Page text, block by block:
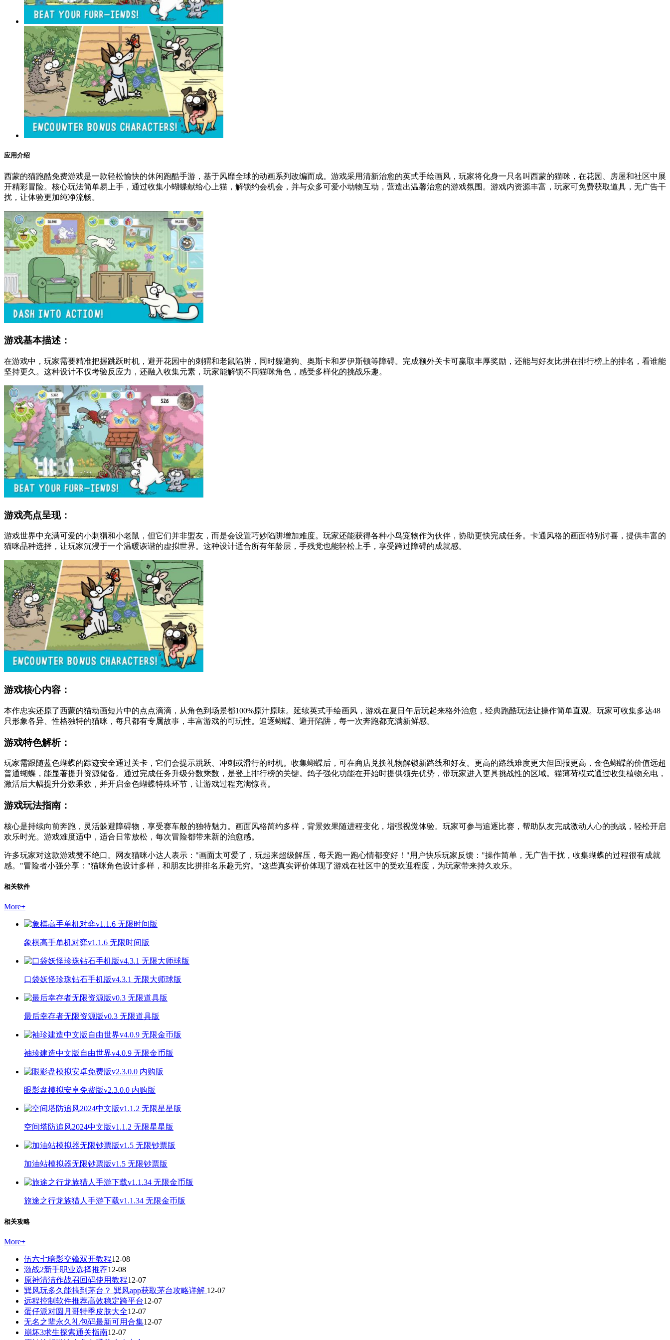
应用介绍
西蒙的猫跑酷免费游戏是一款轻松愉快的休闲跑酷手游，基于风靡全球的动画系列改编而成。游戏采用清新治愈的英式手绘画风，玩家将化身一只名叫西蒙的猫咪，在花园、房屋和社区中展
开精彩冒险。核心玩法简单易上手，通过收集小蝴蝶献给心上猫，解锁约会机会，并与众多可爱小动物互动，营造出温馨治愈的游戏氛围。游戏内资源丰富，玩家可免费获取道具，无广告干
扰，让体验更加纯净流畅。
游戏基本描述：
在游戏中，玩家需要精准把握跳跃时机，避开花园中的刺猬和老鼠陷阱，同时躲避狗、奥斯卡和罗伊斯顿等障碍。完成额外关卡可赢取丰厚奖励，还能与好友比拼在排行榜上的排名，看谁能
坚持更久。这种设计不仅考验反应力，还融入收集元素，玩家能解锁不同猫咪角色，感受多样化的挑战乐趣。
游戏亮点呈现：
游戏世界中充满可爱的小刺猬和小老鼠，但它们并非盟友，而是会设置巧妙陷阱增加难度。玩家还能获得各种小鸟宠物作为伙伴，协助更快完成任务。卡通风格的画面特别讨喜，提供丰富的
猫咪品种选择，让玩家沉浸于一个温暖诙谐的虚拟世界。这种设计适合所有年龄层，手残党也能轻松上手，享受跨过障碍的成就感。
游戏核心内容：
本作忠实还原了西蒙的猫动画短片中的点点滴滴，从角色到场景都100%原汁原味。延续英式手绘画风，游戏在夏日午后玩起来格外治愈，经典跑酷玩法让操作简单直观。玩家可收集多达48
只形象各异、性格独特的猫咪，每只都有专属故事，丰富游戏的可玩性。追逐蝴蝶、避开陷阱，每一次奔跑都充满新鲜感。
游戏特色解析：
玩家需跟随蓝色蝴蝶的踪迹安全通过关卡，它们会提示跳跃、冲刺或滑行的时机。收集蝴蝶后，可在商店兑换礼物解锁新路线和好友。更高的路线难度更大但回报更高，金色蝴蝶的价值远超
普通蝴蝶，能显著提升资源储备。通过完成任务升级分数乘数，是登上排行榜的关键。鸽子强化功能在开始时提供领先优势，带玩家进入更具挑战性的区域。猫薄荷模式通过收集植物充电，
激活后大幅提升分数乘数，并开启金色蝴蝶特殊环节，让游戏过程充满惊喜。
游戏玩法指南：
核心是持续向前奔跑，灵活躲避障碍物，享受赛车般的独特魅力。画面风格简约多样，背景效果随进程变化，增强视觉体验。玩家可参与追逐比赛，帮助队友完成激动人心的挑战，轻松开启
欢乐时光。游戏难度适中，适合日常放松，每次冒险都带来新的治愈感。
许多玩家对这款游戏赞不绝口。网友猫咪小达人表示："画面太可爱了，玩起来超级解压，每天跑一跑心情都变好！"用户快乐玩家反馈："操作简单，无广告干扰，收集蝴蝶的过程很有成就
感。"冒险者小强分享："猫咪角色设计多样，和朋友比拼排名乐趣无穷。"这些真实评价体现了游戏在社区中的受欢迎程度，为玩家带来持久欢乐。
相关软件
More+
象棋高手单机对弈v1.1.6 无限时间版
口袋妖怪珍珠钻石手机版v4.3.1 无限大师球版
最后幸存者无限资源版v0.3 无限道具版
袖珍建造中文版自由世界v4.0.9 无限金币版
眼影盘模拟安卓免费版v2.3.0.0 内购版
空间塔防追风2024中文版v1.1.2 无限星星版
加油站模拟器无限钞票版v1.5 无限钞票版
旅途之行龙族猎人手游下载v1.1.34 无限金币版
相关攻略
More+
伍六七暗影交锋双开教程12-08
激战2新手职业选择推荐12-08
原神清洁作战召回码使用教程12-07
巽风玩多久能搞到茅台？ 巽风app获取茅台攻略详解 12-07
远程控制软件推荐高效稳定跨平台12-07
蛋仔派对圆月哥特季皮肤大全12-07
无名之辈永久礼包码最新可用合集12-07
崩坏3求生探索通关指南12-07